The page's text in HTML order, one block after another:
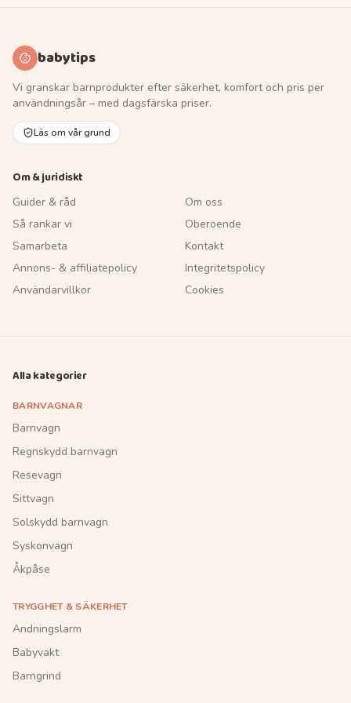
babytips
Vi granskar barnprodukter efter säkerhet, komfort och pris per
användningsår – med dagsfärska priser.
Läs om vår grund
Om & juridiskt
Guider & råd
Om oss
Så rankar vi
Oberoende
Samarbeta
Kontakt
Annons- & affiliatepolicy
Integritetspolicy
Användarvillkor
Cookies
Alla kategorier
BARNVAGNAR
Barnvagn
Regnskydd barnvagn
Resevagn
Sittvagn
Solskydd barnvagn
Syskonvagn
Åkpåse
TRYGGHET & SÄKERHET
Andningslarm
Babyvakt
Barngrind